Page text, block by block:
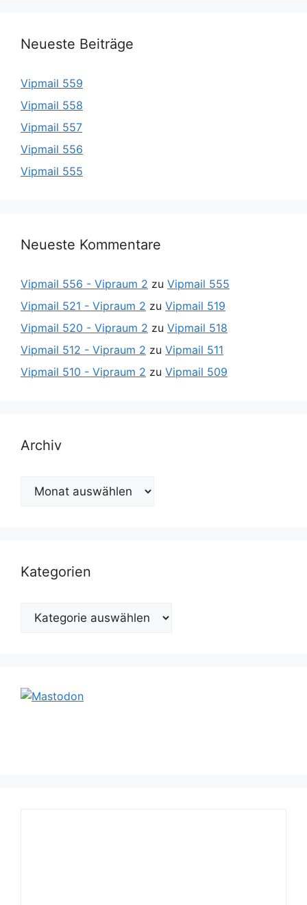
Neueste Beiträge
Vipmail 559
Vipmail 558
Vipmail 557
Vipmail 556
Vipmail 555
Neueste Kommentare
Vipmail 556 - Vipraum 2 zu Vipmail 555
Vipmail 521 - Vipraum 2 zu Vipmail 519
Vipmail 520 - Vipraum 2 zu Vipmail 518
Vipmail 512 - Vipraum 2 zu Vipmail 511
Vipmail 510 - Vipraum 2 zu Vipmail 509
Archiv
Archiv
Kategorien
Kategorien